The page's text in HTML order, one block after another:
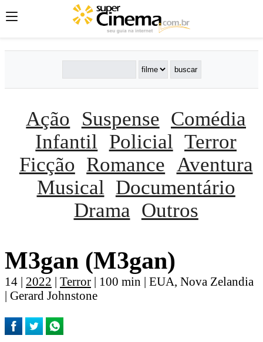
Ação Suspense Comédia
Infantil
Policial Terror
Ficção Romance Aventura
Musical
Documentário
Drama Outros
M3gan (M3gan)
14 | 2022 | Terror | 100 min | EUA, Nova Zelandia
| Gerard Johnstone